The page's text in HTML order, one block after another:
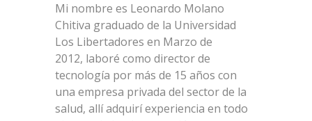
Mi nombre es Leonardo Molano
Chitiva graduado de la Universidad
Los Libertadores en Marzo de
2012, laboré como director de
tecnología por más de 15 años con
una empresa privada del sector de la
salud, allí adquirí experiencia en todo